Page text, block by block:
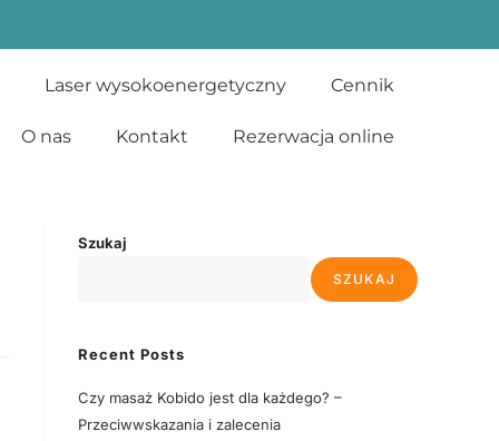
Laser wysokoenergetyczny Cennik
O nas Kontakt Rezerwacja online
Szukaj
SZUKAJ
Recent Posts
Czy masaż Kobido jest dla każdego? –
Przeciwwskazania i zalecenia